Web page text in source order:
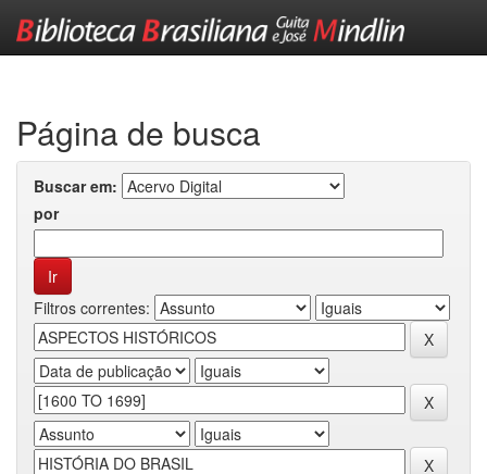
Página de busca
Buscar em:
por
Filtros correntes: